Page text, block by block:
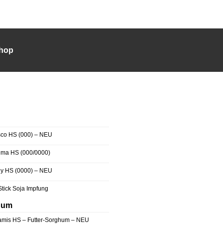
HS (000) – NEU
HS (000/0000)
HS (0000) – NEU
Soja Impfung
HS – Futter-Sorghum – NEU